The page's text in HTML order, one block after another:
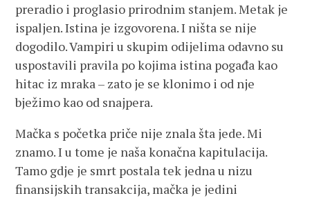
preradio i proglasio prirodnim stanjem. Metak je
ispaljen. Istina je izgovorena. I ništa se nije
dogodilo. Vampiri u skupim odijelima odavno su
uspostavili pravila po kojima istina pogađa kao
hitac iz mraka – zato je se klonimo i od nje
bježimo kao od snajpera.
Mačka s početka priče nije znala šta jede. Mi
znamo. I u tome je naša konačna kapitulacija.
Tamo gdje je smrt postala tek jedna u nizu
finansijskih transakcija, mačka je jedini